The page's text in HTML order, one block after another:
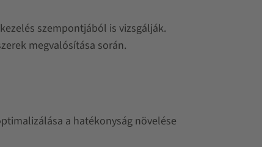
szempontjából is vizsgálják.
megvalósítása során.
a hatékonyság növelése